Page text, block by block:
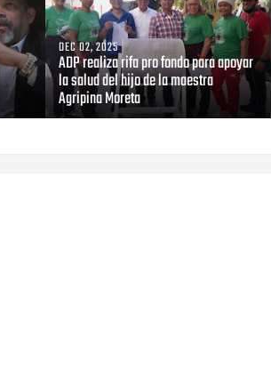
DEC 02, 2025
ADP realiza rifa pro fondo para apoyar
la salud del hijo de la maestra
Agripina Moreta